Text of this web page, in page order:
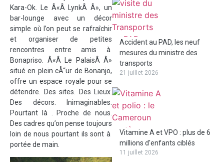
Kara-Ok. Le Â«Â LynkÂ Â», un
bar-lounge avec un décor
simple où l’on peut se rafraîchir
et organiser de petites
rencontres entre amis à
Bonapriso. Â«Â Le PalaisÂ Â»
situé en plein cÅ“ur de Bonanjo,
offre un espace royale pour se
détendre. Des sites. Des Lieux.
Des décors. Inimaginables.
Pourtant là . Proche de nous.
Des cadres qu’on pense toujours
loin de nous pourtant ils sont à
portée de main.
Accident au PAD, les neuf
mesures du ministre des
transports
21 juillet 2026
Vitamine A et VPO : plus de 6
millions d'enfants ciblés
11 juillet 2026